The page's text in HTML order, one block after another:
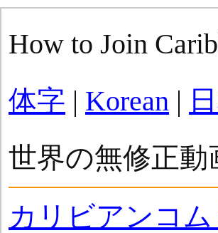
How to Join
体字 | Korean |
世界の無修正動
カリビアンコ